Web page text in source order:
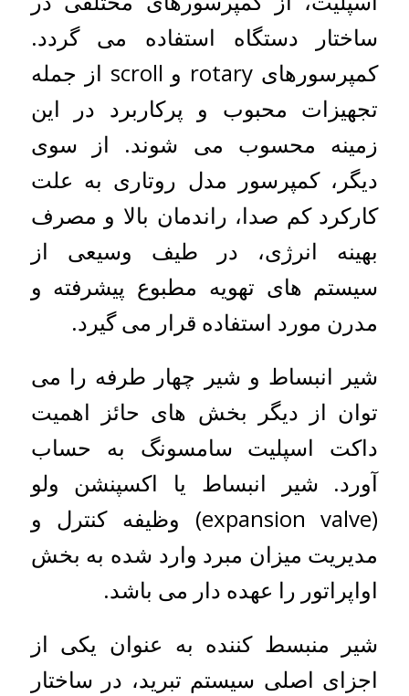
ساختار دستگاه استفاده می گردد.
کمپرسورهای rotary و scroll از جمله
تجهیزات محبوب و پرکاربرد در این
زمینه محسوب می شوند. از سوی
دیگر، کمپرسور مدل روتاری به علت
کارکرد کم صدا، راندمان بالا و مصرف
بهینه انرژی، در طیف وسیعی از
سیستم های تهویه مطبوع پیشرفته و
مدرن مورد استفاده قرار می گیرد.
شیر انبساط و شیر چهار طرفه را می
توان از دیگر بخش های حائز اهمیت
داکت اسپلیت سامسونگ به حساب
آورد. شیر انبساط یا اکسپنشن ولو
(expansion valve) وظیفه کنترل و
مدیریت میزان مبرد وارد شده به بخش
اواپراتور را عهده دار می باشد.
شیر منبسط کننده به عنوان یکی از
اجزای اصلی سیستم تبرید، در ساختار